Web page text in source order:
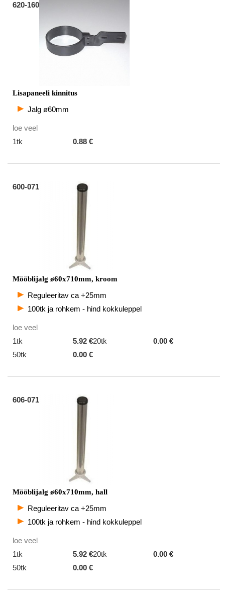
620-160
Lisapaneeli kinnitus
Jalg ø60mm
loe veel
1tk
0.88 €
600-071
Mööblijalg ø60x710mm, kroom
Reguleeritav ca +25mm
100tk ja rohkem - hind kokkuleppel
loe veel
1tk
5.92 €20tk
0.00 €
50tk
0.00 €
606-071
Mööblijalg ø60x710mm, hall
Reguleeritav ca +25mm
100tk ja rohkem - hind kokkuleppel
loe veel
1tk
5.92 €20tk
0.00 €
50tk
0.00 €